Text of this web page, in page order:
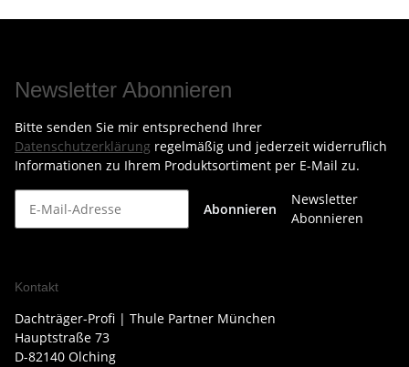
Newsletter Abonnieren
Bitte senden Sie mir entsprechend Ihrer
Datenschutzerklärung regelmäßig und jederzeit widerruflich
Informationen zu Ihrem Produktsortiment per E-Mail zu.
Abonnieren
Newsletter
Abonnieren
Kontakt
Dachträger-Profi | Thule Partner München
Hauptstraße 73
D-82140 Olching